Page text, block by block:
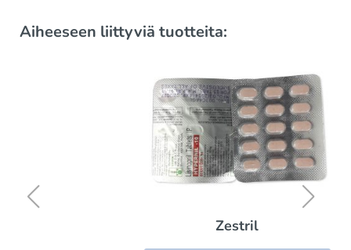
Aiheeseen liittyviä tuotteita: